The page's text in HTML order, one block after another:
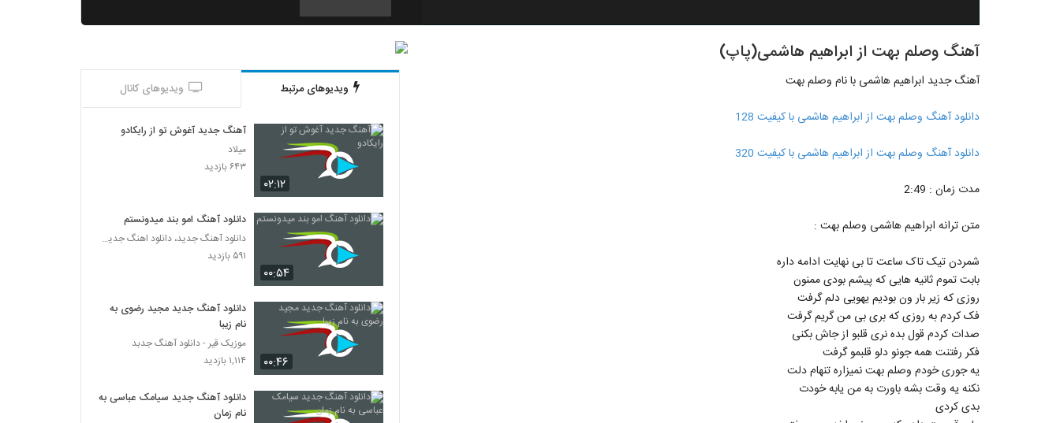
34
دانلود آهنگ قداست نامعتبر از فرید کولیوند
دانلود آهنگ عشق یعنی از هادی راگا
۲۳۴ بازدید
دانلود آهنگ دختر تخس از مستر اچ
۲۴۲ بازدید
موزیک زیبای عکس سلفی از حامد وفائی
۱۹۷ بازدید
دانلود آهنگ بام نبود کسی از علیرضا طلیسچی
۲۲۳ بازدید
آهنگ وصلم بهت از ابراهیم هاشمی(پاپ)
آهنگ جدید ابراهیم هاشمی با نام وصلم بهت
دانلود آهنگ وصلم بهت از ابراهیم هاشمی با کیفیت 128
دانلود آهنگ وصلم بهت از ابراهیم هاشمی با کیفیت 320
مدت زمان : 2:49
متن ترانه ابراهیم هاشمی وصلم بهت :
شمردن تیک تاک ساعت تا بی نهایت ادامه داره
بابت تموم ثانیه هایی که پیشم بودی ممنون
روزی که زیر بار ون بودیم یهویی دلم گرفت
فک کردم به روزی که بری بی من گریم گرفت
صدات کردم قول بده نری قلبو از جاش بکنی
فکر رفتنت همه جونو دلو قلبمو گرفت
یه جوری خودم وصلم بهت نمیزاره تنهام دلت
نکنه یه وقت بشه باورت به من یابه خودت
بدی کردی
ویدیوهای مرتبط ویدیوهای کانال
۰۲:۱۲
آهنگ جدید آغوش تو از رایکادو
میلاد
۶۴۳ بازدید
۰۰:۵۴
دانلود آهنگ امو بند میدونستم
دانلود آهنگ جدید، دانلود اهنگ جدید ایرانی
۵۹۱ بازدید
۰۰:۴۶
دانلود آهنگ جدید مجید رضوی به
نام زیبا
موزیک قیر - دانلود آهنگ جدبد
۱,۱۱۴ بازدید
دانلود آهنگ جدید سیامک عباسی به
نام زمان